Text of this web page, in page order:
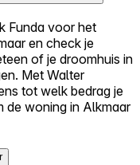
Funda voor het
en check je
of je droomhuis in
Met Walter
tot welk bedrag je
de woning in Alkmaar